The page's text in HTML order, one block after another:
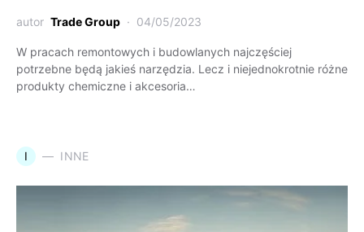
autor Trade Group 04/05/2023
W pracach remontowych i budowlanych najczęściej
potrzebne będą jakieś narzędzia. Lecz i niejednokrotnie różne
produkty chemiczne i akcesoria…
I INNE